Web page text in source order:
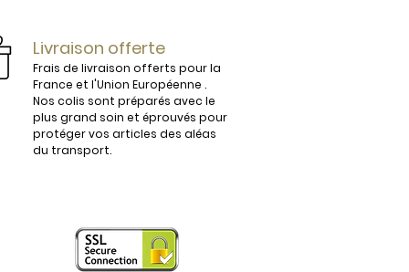
vous conviendra parfaitement.
France sont légèrement
boucle de ceinture pour apporter
Livraison offerte
Frais de livraison offerts pour la
France et l'Union Européenne .
Nos colis sont préparés avec le
plus grand soin et éprouvés pour
protéger vos articles des aléas
du transport.